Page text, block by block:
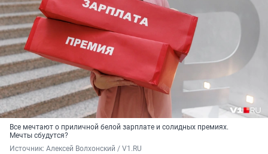
Все мечтают о приличной белой зарплате и солидных премиях.
Мечты сбудутся?
Источник: Алексей Волхонский / V1.RU